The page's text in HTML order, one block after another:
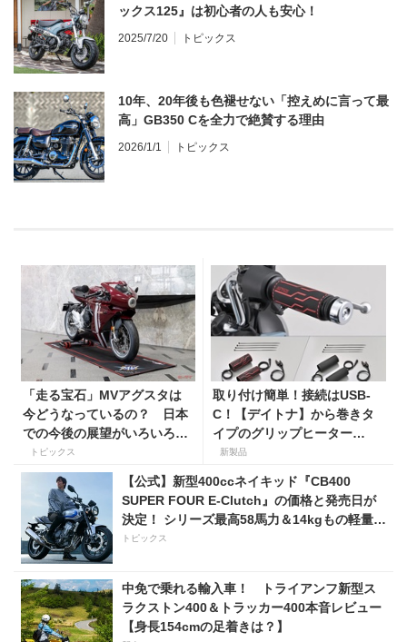
ックス125』は初心者の人も安心！
2025/7/20 トピックス
10年、20年後も色褪せない「控えめに言って最
高」GB350 Cを全力で絶賛する理由
2026/1/1 トピックス
「走る宝石」MVアグスタは
今どうなっているの？ 日本
での今後の展望がいろいろと
判明！
トピックス
取り付け簡単！接続はUSB-
C！【デイトナ】から巻きタ
イプのグリップヒーター
「HOT GRIP WRAP HEAT」
新製品
【公式】新型400ccネイキッド『CB400
SUPER FOUR E-Clutch』の価格と発売日が
決定！ シリーズ最高58馬力＆14kgもの軽量
化!? 完全に「旧CB400SF」を超えた!?
トピックス
中免で乗れる輸入車！ トライアンフ新型ス
ラクストン400＆トラッカー400本音レビュー
【身長154cmの足着きは？】